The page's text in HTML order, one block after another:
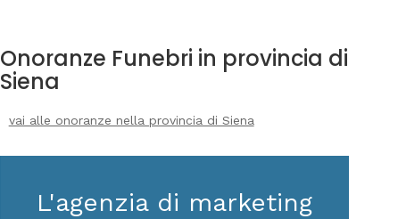
Onoranze Funebri in provincia di
Siena
vai alle onoranze nella provincia di Siena
L'agenzia di marketing